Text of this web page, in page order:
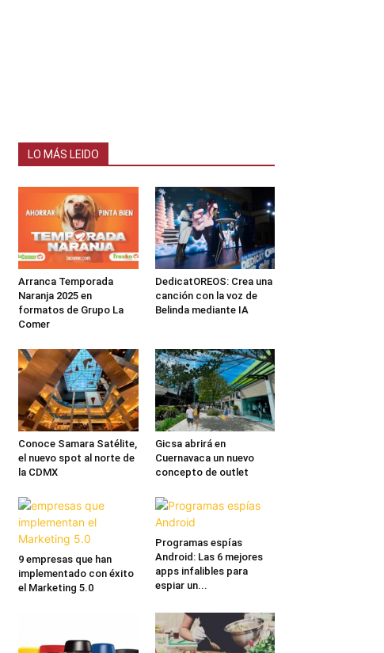
LO MÁS LEIDO
Arranca Temporada
Naranja 2025 en
formatos de Grupo La
Comer
DedicatOREOS: Crea una
canción con la voz de
Belinda mediante IA
Conoce Samara Satélite,
el nuevo spot al norte de
la CDMX
Gicsa abrirá en
Cuernavaca un nuevo
concepto de outlet
9 empresas que han
implementado con éxito
el Marketing 5.0
Programas espías
Android: Las 6 mejores
apps infalibles para
espiar un...